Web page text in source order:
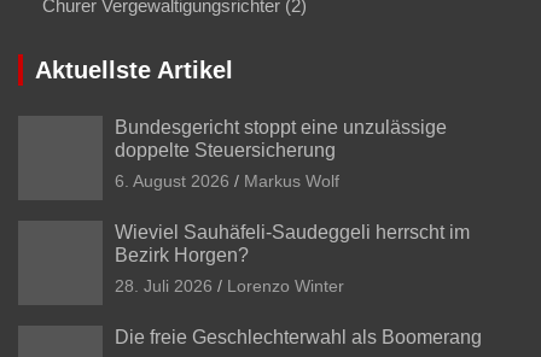
Churer Vergewaltigungsrichter (2)
Aktuellste Artikel
Bundesgericht stoppt eine unzulässige
doppelte Steuersicherung
6. August 2026 Markus Wolf
Wieviel Sauhäfeli-Saudeggeli herrscht im
Bezirk Horgen?
28. Juli 2026 Lorenzo Winter
Die freie Geschlechterwahl als Boomerang